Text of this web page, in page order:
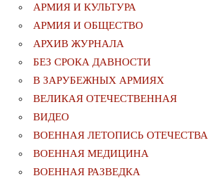
АРМИЯ И КУЛЬТУРА
АРМИЯ И ОБЩЕСТВО
АРХИВ ЖУРНАЛА
БЕЗ СРОКА ДАВНОСТИ
В ЗАРУБЕЖНЫХ АРМИЯХ
ВЕЛИКАЯ ОТЕЧЕСТВЕННАЯ
ВИДЕО
ВОЕННАЯ ЛЕТОПИСЬ ОТЕЧЕСТВА
ВОЕННАЯ МЕДИЦИНА
ВОЕННАЯ РАЗВЕДКА